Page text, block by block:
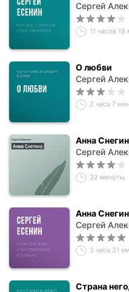
Сергей
11 часов 19
О любви
Сергей
2 часа 7
Анна
Сергей
32 минуты
Анна
Сергей
3 часа 21
Страна